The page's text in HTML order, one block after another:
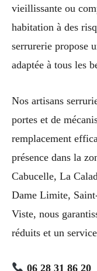
vieillissante ou
habitation à des
serrurerie propose
adaptée à tous les
Nos artisans
portes et de
remplacement
présence dans la
Cabucelle, La
Dame Limite,
Viste, nous
réduits et un
06 28 31 86 20